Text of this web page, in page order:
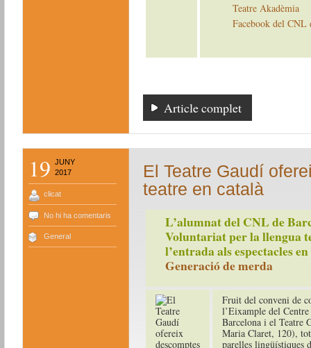
Teatre Akadèmia
Facebook del CNL
Article complet
19 JUNY
2017
clicat
No hi ha comentaris
General
El Teatre Gaudí
teatre en català
L’alumnat del CNL de
Voluntariat per la llengua
l’entrada als espectacles
Generació de merda
Fruit del conveni de
l’Eixample del
Barcelona i el Teatre
Maria Claret, 120),
parelles lingüístiques